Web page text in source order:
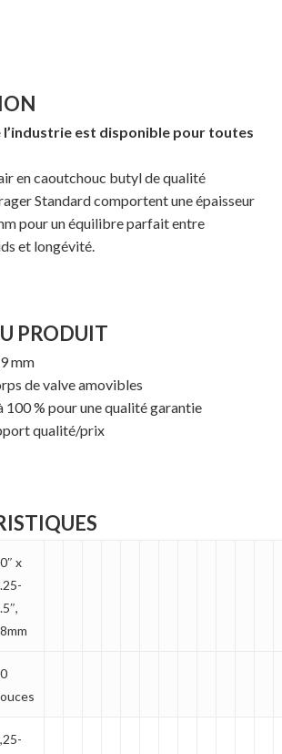
l’industrie est disponible pour toutes
en caoutchouc butyl de qualité
Standard comportent une épaisseur
pour un équilibre parfait entre
et longévité.
PRODUIT
mm
de valve amovibles
100 % pour une qualité garantie
qualité/prix
x